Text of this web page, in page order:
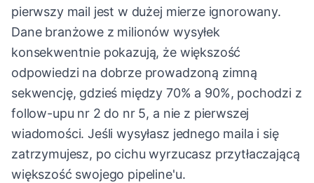
pierwszy mail jest w dużej mierze ignorowany.
Dane branżowe z milionów wysyłek
konsekwentnie pokazują, że większość
odpowiedzi na dobrze prowadzoną zimną
sekwencję, gdzieś między 70% a 90%, pochodzi z
follow-upu nr 2 do nr 5, a nie z pierwszej
wiadomości. Jeśli wysyłasz jednego maila i się
zatrzymujesz, po cichu wyrzucasz przytłaczającą
większość swojego pipeline'u.